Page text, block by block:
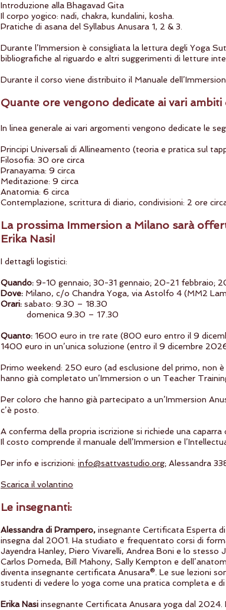
Introduzione alla Bhagavad Gita
Il corpo yogico: nadi, chakra, kundalini, kosha.
Pratiche di asana del Syllabus Anusara 1, 2 & 3.
Durante l’Immersion è consigliata la lettura degli Yoga
bibliografiche al riguardo e altri suggerimenti di letture
Durante il corso viene distribuito il Manuale dell’Immersion.
Quante ore vengono dedicate ai vari ambiti
In linea generale ai vari argomenti vengono dedicate le
Principi Universali di Allineamento (teoria e pratica sul
Filosofia: 30 ore circa
Pranayama: 9 circa
Meditazione: 9 circa
Anatomia: 6 circa
Contemplazione, scrittura di diario, condivisioni: 2 ore
La prossima Immersion a Milano sarà
Erika Nasi!
I dettagli logistici:
Quando: 9-10 gennaio; 30-31 gennaio; 20-21 febbraio;
Dove: Milano, c/o Chandra Yoga, via Astolfo 4 (MM2
Orari: sabato: 9.30 – 18.30
domenica 9.30 – 17.30
Quanto: 1600 euro in tre rate (800 euro entro il 9
1400 euro in un’unica soluzione (entro il 9 dicembre
Primo weekend: 250 euro (ad esclusione del primo, non
hanno già completato un’Immersion o un Teacher
Per coloro che hanno già partecipato a un’Immersion
c’è posto.
A conferma della propria iscrizione si richiede una caparra
Il costo comprende il manuale dell’Immersion e
Per info e iscrizioni: info@sattvastudio.org; Alessandra
Scarica il volantino
Le insegnanti:
Alessandra di Prampero, insegnante Certificata Esperta
insegna dal 2001. Ha studiato e frequentato corsi di
Jayendra Hanley, Piero Vivarelli, Andrea Boni e lo
Carlos Pomeda, Bill Mahony, Sally Kempton e
diventa insegnante certificata Anusara®. Le sue lezioni
studenti di vedere lo yoga come una pratica completa e
Erika Nasi insegnante Certificata Anusara yoga dal 2024.